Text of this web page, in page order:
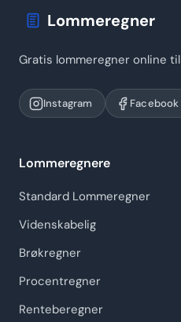
Lommeregner
Gratis lommeregner online
Instagram Facebook
Lommeregnere
Standard Lommeregner
Videnskabelig
Brøkregner
Procentregner
Renteberegner